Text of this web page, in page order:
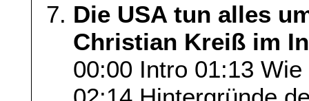
Die USA tun alles
Christian Kreiß im
00:00 Intro 01:13